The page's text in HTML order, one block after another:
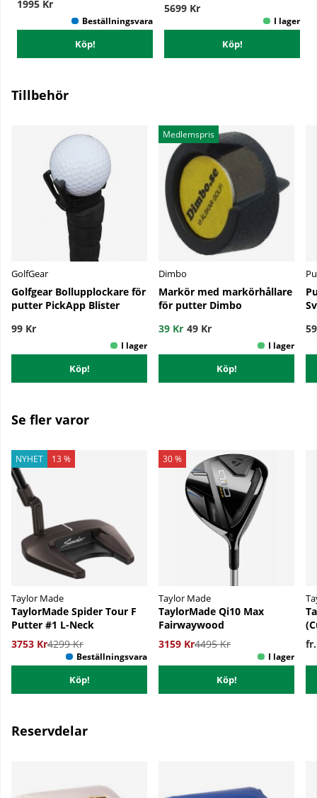
1995 Kr
Köp!
5699 Kr
Köp!
Tillbehör
GolfGear
Golfgear Bollupplockare för
putter PickApp Blister
99 Kr
Köp!
Medlemspris
Dimbo
Markör med markörhållare
för putter Dimbo
39 Kr 49 Kr
Köp!
Se fler varor
NYHET 13 %
Taylor Made
TaylorMade Spider Tour F
Putter #1 L-Neck
3753 Kr4299 Kr
Köp!
30 %
Taylor Made
TaylorMade Qi10 Max
Fairwaywood
3159 Kr4495 Kr
Köp!
Reservdelar